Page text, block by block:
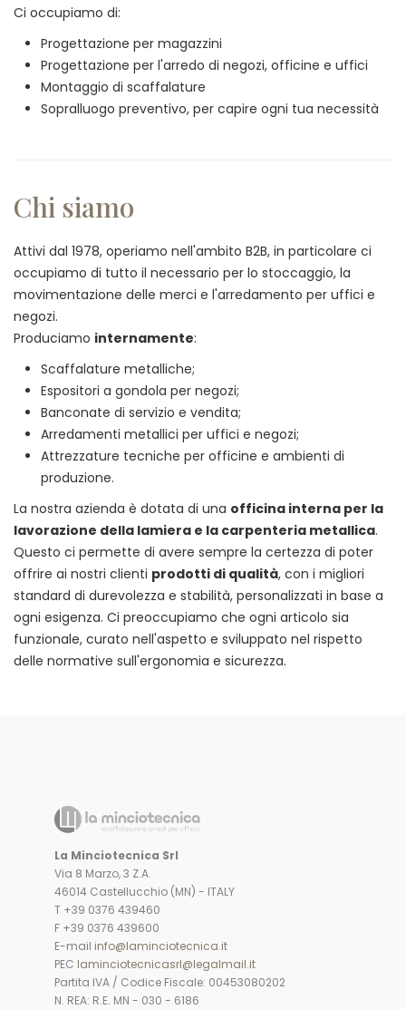
Ci occupiamo di:
Progettazione per magazzini
Progettazione per l'arredo di negozi, officine e uffici
Montaggio di scaffalature
Sopralluogo preventivo, per capire ogni tua necessità
Chi siamo
Attivi dal 1978, operiamo nell'ambito B2B, in particolare ci
occupiamo di tutto il necessario per lo stoccaggio, la
movimentazione delle merci e l'arredamento per uffici e
negozi.
Produciamo internamente:
Scaffalature metalliche;
Espositori a gondola per negozi;
Banconate di servizio e vendita;
Arredamenti metallici per uffici e negozi;
Attrezzature tecniche per officine e ambienti di
produzione.
La nostra azienda è dotata di una officina interna per la
lavorazione della lamiera e la carpenteria metallica.
Questo ci permette di avere sempre la certezza di poter
offrire ai nostri clienti prodotti di qualità, con i migliori
standard di durevolezza e stabilità, personalizzati in base a
ogni esigenza. Ci preoccupiamo che ogni articolo sia
funzionale, curato nell'aspetto e sviluppato nel rispetto
delle normative sull'ergonomia e sicurezza.
La Minciotecnica Srl
Via 8 Marzo, 3 Z.A.
46014 Castellucchio (MN) - ITALY
T +39 0376 439460
F +39 0376 439600
E-mail info@laminciotecnica.it
PEC laminciotecnicasrl@legalmail.it
Partita IVA / Codice Fiscale: 00453080202
N. REA: R.E. MN - 030 - 6186